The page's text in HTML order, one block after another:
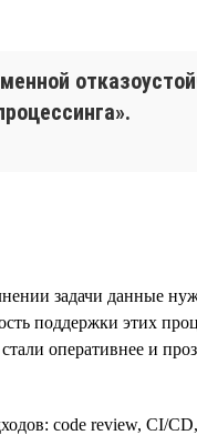
задачи данные
поддержки этих
оперативнее и
code review, CI/